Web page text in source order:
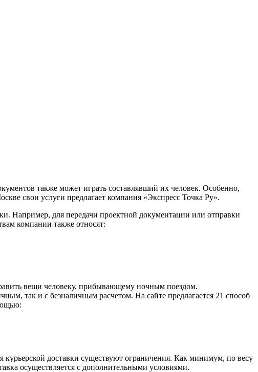
также может играть составлявший их человек. Особенно,
свои услуги предлагает компания «Экспресс Точка Ру».
Например, для передачи проектной документации или отправки
компании также относят:
вещи человеку, прибывающему ночным поездом.
так и с безналичным расчетом. На сайте предлагается 21 способ
курьерской доставки существуют ограничения. Как минимум, по весу
осуществляется с дополнительными условиями.